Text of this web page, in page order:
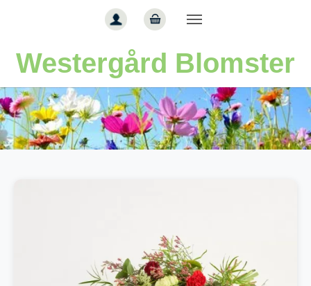
Westergård Blomster